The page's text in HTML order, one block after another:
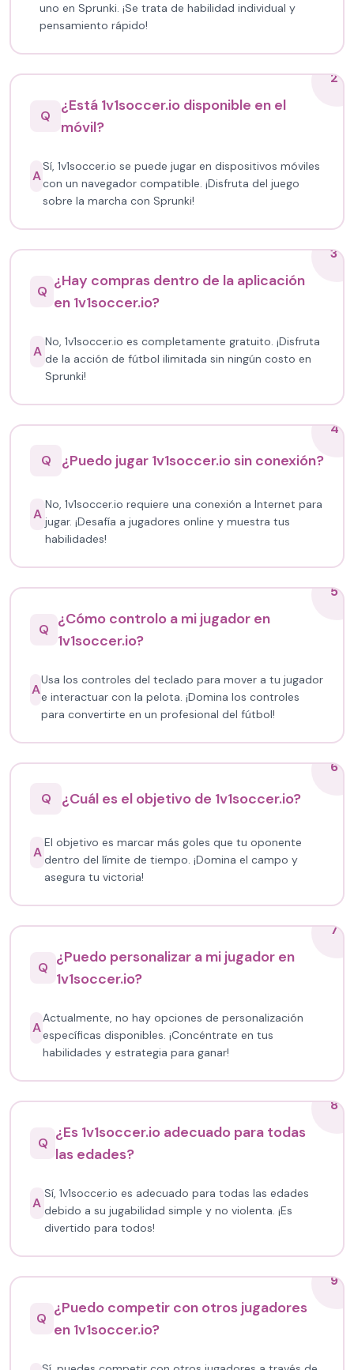
uno en Sprunki. ¡Se trata de habilidad individual y
pensamiento rápido!
2
Q
¿Está 1v1soccer.io disponible en el
móvil?
A
Sí, 1v1soccer.io se puede jugar en dispositivos móviles
con un navegador compatible. ¡Disfruta del juego
sobre la marcha con Sprunki!
3
Q
¿Hay compras dentro de la aplicación
en 1v1soccer.io?
A
No, 1v1soccer.io es completamente gratuito. ¡Disfruta
de la acción de fútbol ilimitada sin ningún costo en
Sprunki!
4
Q
¿Puedo jugar 1v1soccer.io sin conexión?
A
No, 1v1soccer.io requiere una conexión a Internet para
jugar. ¡Desafía a jugadores online y muestra tus
habilidades!
5
Q
¿Cómo controlo a mi jugador en
1v1soccer.io?
A
Usa los controles del teclado para mover a tu jugador
e interactuar con la pelota. ¡Domina los controles
para convertirte en un profesional del fútbol!
6
Q
¿Cuál es el objetivo de 1v1soccer.io?
A
El objetivo es marcar más goles que tu oponente
dentro del límite de tiempo. ¡Domina el campo y
asegura tu victoria!
7
Q
¿Puedo personalizar a mi jugador en
1v1soccer.io?
A
Actualmente, no hay opciones de personalización
específicas disponibles. ¡Concéntrate en tus
habilidades y estrategia para ganar!
8
Q
¿Es 1v1soccer.io adecuado para todas
las edades?
A
Sí, 1v1soccer.io es adecuado para todas las edades
debido a su jugabilidad simple y no violenta. ¡Es
divertido para todos!
9
Q
¿Puedo competir con otros jugadores
en 1v1soccer.io?